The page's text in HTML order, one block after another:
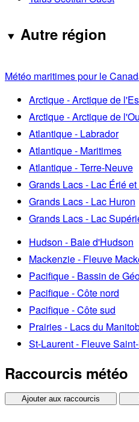
Autre région
Météo maritimes pour le
Arctique - Arctique de
Arctique - Arctique de
Atlantique - Labrador
Atlantique - Maritimes
Atlantique - Terre-Neuve
Grands Lacs - Lac Érié
Grands Lacs - Lac Huron
Grands Lacs - Lac
Hudson - Baie d'Hudson
Mackenzie - Fleuve
Pacifique - Bassin de
Pacifique - Côte nord
Pacifique - Côte sud
Prairies - Lacs du
St-Laurent - Fleuve
Raccourcis météo
Ajouter aux raccourcis